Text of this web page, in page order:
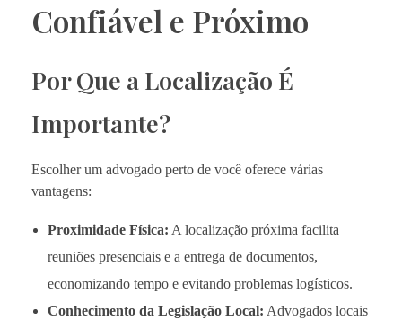
Confiável e Próximo
Por Que a Localização É
Importante?
Escolher um advogado perto de você oferece várias
vantagens:
Proximidade Física: A localização próxima facilita
reuniões presenciais e a entrega de documentos,
economizando tempo e evitando problemas logísticos.
Conhecimento da Legislação Local: Advogados locais